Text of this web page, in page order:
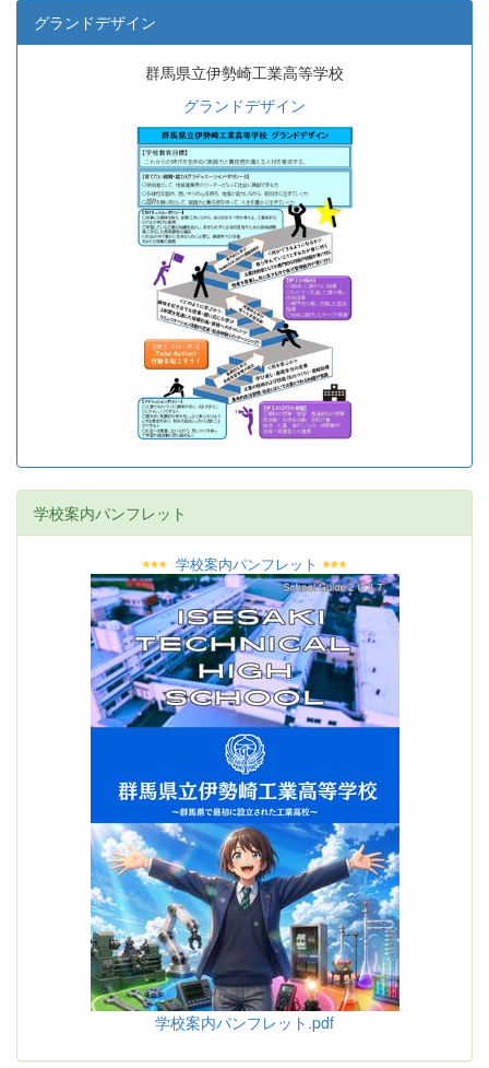
グランドデザイン
群馬県立伊勢崎工業高等学校
グランドデザイン
学校案内パンフレット
学校案内パンフレット
学校案内パンフレット.pdf